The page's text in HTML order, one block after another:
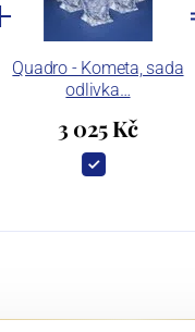
Quadro - Kometa, sada
odlivka…
3 025 Kč